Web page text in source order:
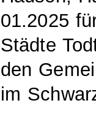
01.2025
Städte
den
im